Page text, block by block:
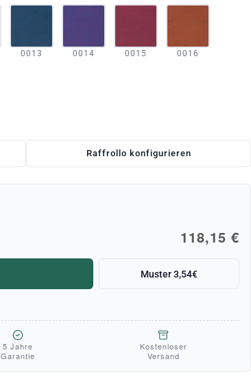
0013 0014 0015 0016
Raffrollo konfigurieren
118,15 €
Muster 3,54€
5 Jahre
Garantie
Kostenloser
Versand